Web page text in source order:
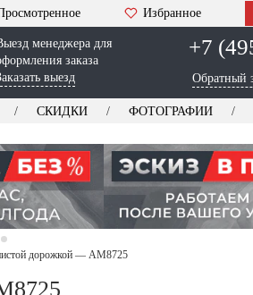
Избранное
менеджера для
заказа
выезд
+7
Обратный
СКИДКИ ФОТОГРАФИИ
дорожкой — AM8725